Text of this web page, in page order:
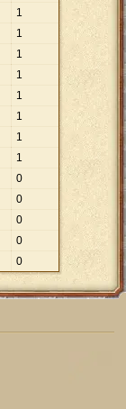
1
1
1
1
1
1
1
1
0
0
0
0
0